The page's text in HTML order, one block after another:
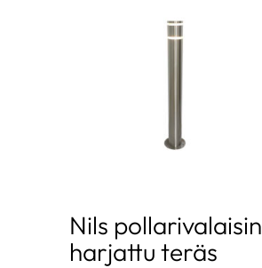
Nils pollarivalaisin
harjattu teräs